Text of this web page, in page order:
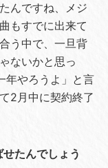
んですね、メジ
もすでに出来て
う中で、一旦背
ないかと思っ
年やろうよ」と言
2月中に契約終了
たんでしょう